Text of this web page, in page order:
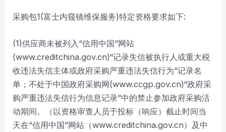
采购包1(富士内窥镜维保服务)特定资格要求如下:
(1)供应商未被列入“信用中国”网站
(www.creditchina.gov.cn)“记录失信被执行人或重大税
收违法失信主体或政府采购严重违法失信行为”记录名
单；不处于中国政府采购网(www.ccgp.gov.cn)“政府采
购严重违法失信行为信息记录”中的禁止参加政府采购活
动期间。（以资格审查人员于投标（响应）截止时间当
天在“信用中国”网站（www.creditchina.gov.cn）及中